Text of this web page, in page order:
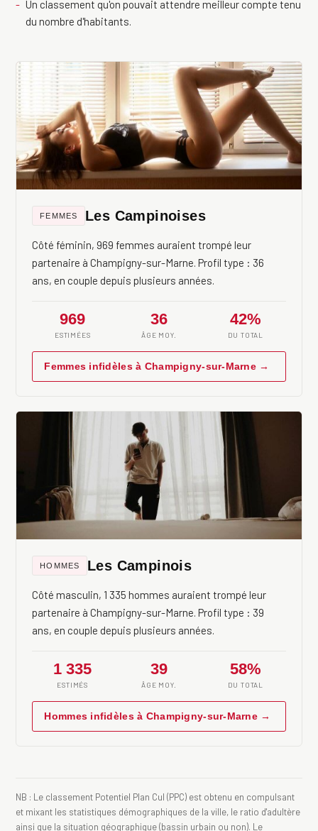
Un classement qu'on pouvait attendre meilleur compte tenu
du nombre d'habitants.
FEMMES Les Campinoises
Côté féminin, 969 femmes auraient trompé leur
partenaire à Champigny-sur-Marne. Profil type : 36
ans, en couple depuis plusieurs années.
969
ESTIMÉES
36
ÂGE MOY.
42%
DU TOTAL
Femmes infidèles à Champigny-sur-Marne →
HOMMES Les Campinois
Côté masculin, 1 335 hommes auraient trompé leur
partenaire à Champigny-sur-Marne. Profil type : 39
ans, en couple depuis plusieurs années.
1 335
ESTIMÉS
39
ÂGE MOY.
58%
DU TOTAL
Hommes infidèles à Champigny-sur-Marne →
NB : Le classement Potentiel Plan Cul (PPC) est obtenu en compulsant
et mixant les statistiques démographiques de la ville, le ratio d'adultère
ainsi que la situation géographique (bassin urbain ou non). Le